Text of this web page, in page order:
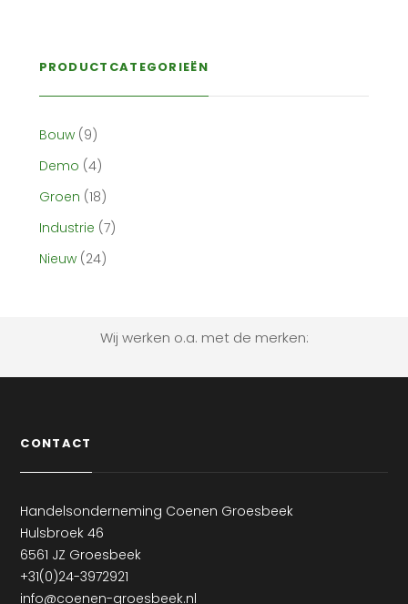
PRODUCTCATEGORIEËN
Bouw (9)
Demo (4)
Groen (18)
Industrie (7)
Nieuw (24)
Wij werken o.a. met de merken:
CONTACT
Handelsonderneming Coenen Groesbeek
Hulsbroek 46
6561 JZ Groesbeek
+31(0)24-3972921
info@coenen-groesbeek.nl